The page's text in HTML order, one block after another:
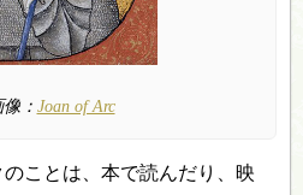
： Joan of Arc
ことは、本で読んだり、映